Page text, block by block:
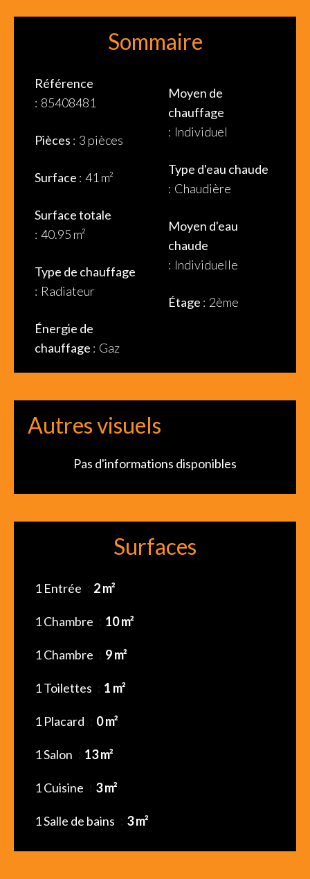
Sommaire
Référence
85408481
Pièces 3 pièces
Surface 41 m²
Surface totale
40.95 m²
Type de chauffage
Radiateur
Énergie de
chauffage
Gaz
Moyen de
chauffage
Individuel
Type d'eau chaude
Chaudière
Moyen d'eau
chaude
Individuelle
Étage 2ème
Autres visuels
Pas d'informations disponibles
Surfaces
1 Entrée 2 m²
1 Chambre 10 m²
1 Chambre 9 m²
1 Toilettes 1 m²
1 Placard 0 m²
1 Salon 13 m²
1 Cuisine 3 m²
1 Salle de bains 3 m²